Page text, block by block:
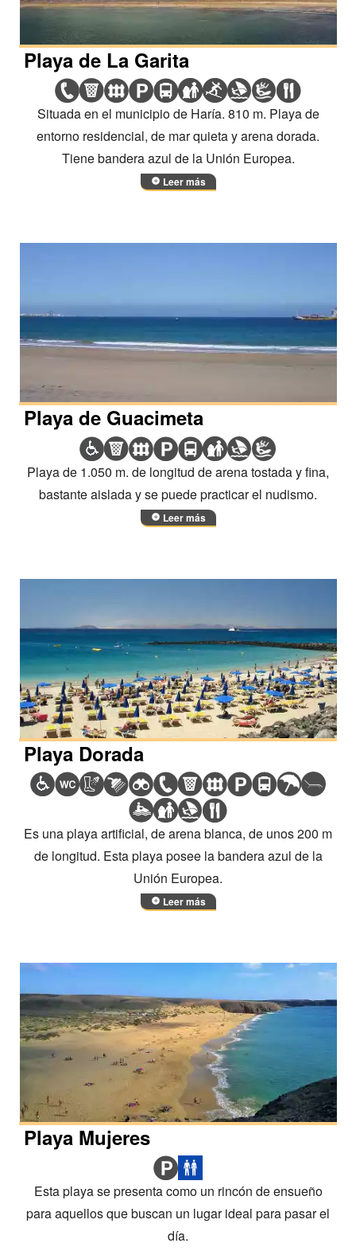
Playa de La Garita
Situada en el municipio de Haría. 810 m. Playa de
entorno residencial, de mar quieta y arena dorada.
Tiene bandera azul de la Unión Europea.
Leer más
Playa de Guacimeta
Playa de 1.050 m. de longitud de arena tostada y fina,
bastante aislada y se puede practicar el nudismo.
Leer más
Playa Dorada
Es una playa artificial, de arena blanca, de unos 200 m
de longitud. Esta playa posee la bandera azul de la
Unión Europea.
Leer más
Playa Mujeres
Esta playa se presenta como un rincón de ensueño
para aquellos que buscan un lugar ideal para pasar el
día.